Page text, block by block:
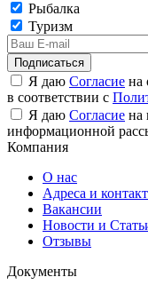
Рыбалка
Туризм
Подписаться
Я даю Согласие на
в соответствии с
Я даю Согласие на
информационной
Компания
О нас
Адреса и
Вакансии
Новости и
Отзывы
Документы